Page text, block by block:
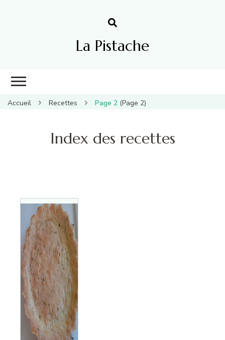
La Pistache
Accueil Recettes Page 2 (Page 2)
Index des recettes